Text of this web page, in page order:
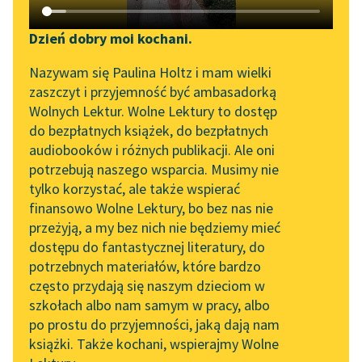
Katalog DAISY
Podkasty o książkach
Zgłoś brak utworu
Aktualności
„Prokurator Alicja Horn”
do słuchania
Byliśmy częścią AI Impact
Lab
Zapraszamy na spotkanie
online z tłumaczkami
literatury skandynawskiej
Spotkanie z Katarzyną
Tunkiel w Oslo
102. lata temu zmarł
Joseph Conrad
Narzędzia
Mapa Wolnych Lektur
Leśmianator
Przewodnik dla piszących i
czytających
API
OAI-PMH
Widget Wolnych Lektur
Przypisy
Dzień dobry moi kochani.
Nazywam się Paulina Holtz i mam wielki
zaszczyt i przyjemność być ambasadorką
Wolnych Lektur. Wolne Lektury to dostęp
do bezpłatnych książek, do bezpłatnych
audiobooków i różnych publikacji. Ale oni
potrzebują naszego wsparcia. Musimy nie
tylko korzystać, ale także wspierać
finansowo Wolne Lektury, bo bez nas nie
przeżyją, a my bez nich nie będziemy mieć
dostępu do fantastycznej literatury, do
potrzebnych materiałów, które bardzo
często przydają się naszym dzieciom w
szkołach albo nam samym w pracy, albo
po prostu do przyjemności, jaką dają nam
książki. Także kochani, wspierajmy Wolne
Jerzy Liebert
Nie wiem — ufam —
kształty ciosam —
Wióry lecą, rosną,
duszą,
Aż całego mnie
przyprószą,
Aż się...
Czytaj więcej
Jerzy Liebert
Kantyczka